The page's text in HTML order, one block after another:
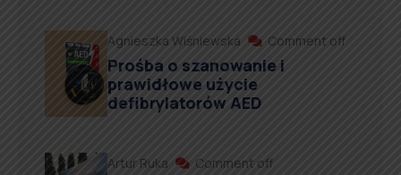
Agnieszka Wiśniewska Comment off
Prośba o szanowanie i
prawidłowe użycie
defibrylatorów AED
Artur Ruka Comment off